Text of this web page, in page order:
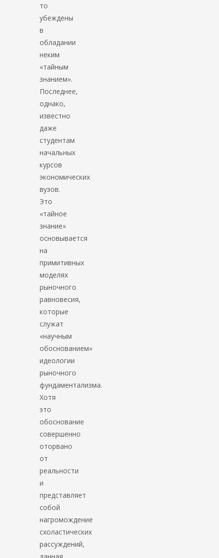
то
убеждены
в
обладании
неким
«тайным
знанием».
Последнее,
однако,
известно
даже
студентам
начальных
курсов
экономических
вузов.
Это
«тайное
знание»
основывается
на
примитивных
моделях
рыночного
равновесия,
которые
служат
«научным
обоснованием»
идеологии
рыночного
фундаментализма.
Хотя
это
обоснование
совершенно
оторвано
от
реальности
и
представляет
собой
нагромождение
схоластических
рассуждений,